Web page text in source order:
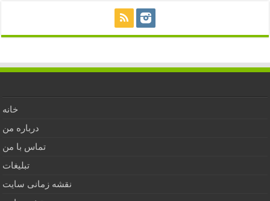
خانه
درباره من
تماس با من
تبلیغات
نقشه زمانی سایت